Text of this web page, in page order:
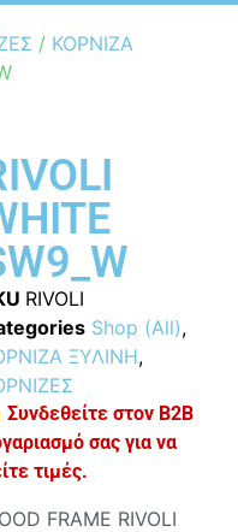
/ ΚΟΡΝΙΖΑ
RIVOLI
Shop (All),
ΞΥΛΙΝΗ,
Συνδεθείτε στον B2B
σας για να
τιμές.
FRAME RIVOLI